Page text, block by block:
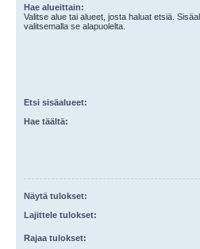
Hae alueittain:
Valitse alue tai alueet, josta haluat etsiä.
valitsemalla se alapuolelta.
Etsi sisäalueet:
Hae täältä:
Näytä tulokset:
Lajittele tulokset:
Rajaa tulokset: